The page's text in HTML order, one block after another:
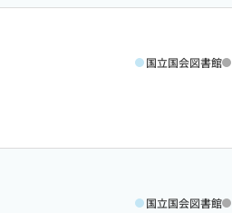
国立国会図書館
国立国会図書館